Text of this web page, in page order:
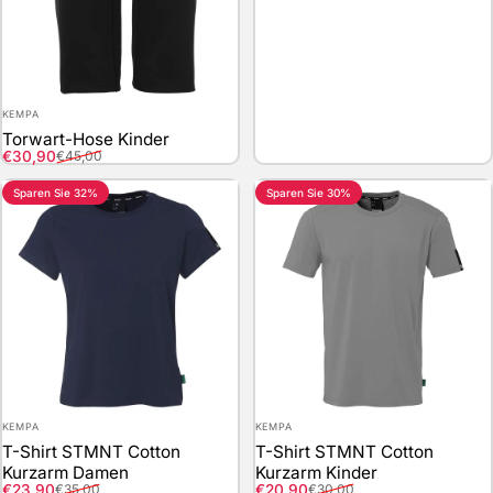
Anbieter:
KEMPA
Torwart-Hose Kinder
Verkaufspreis
€30,90
Normaler Preis
€45,00
Sparen Sie 32%
Anbieter:
KEMPA
T-Shirt STMNT Cotton
Kurzarm Damen
Verkaufspreis
€23,90
Normaler Preis
€35,00
Sparen Sie 30%
Anbieter:
KEMPA
T-Shirt STMNT Cotton
Kurzarm Kinder
Verkaufspreis
€20,90
Normaler Preis
€30,00